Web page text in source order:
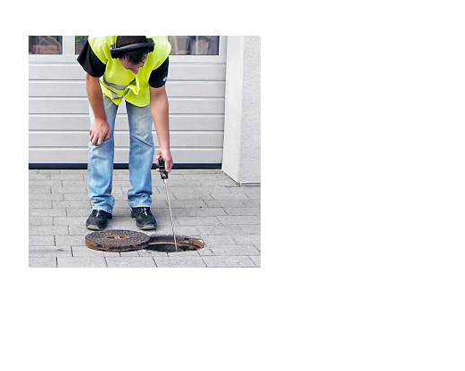
독일,누수탐지기,청음식누수탐지기,누수감지
기,LD6
990,000